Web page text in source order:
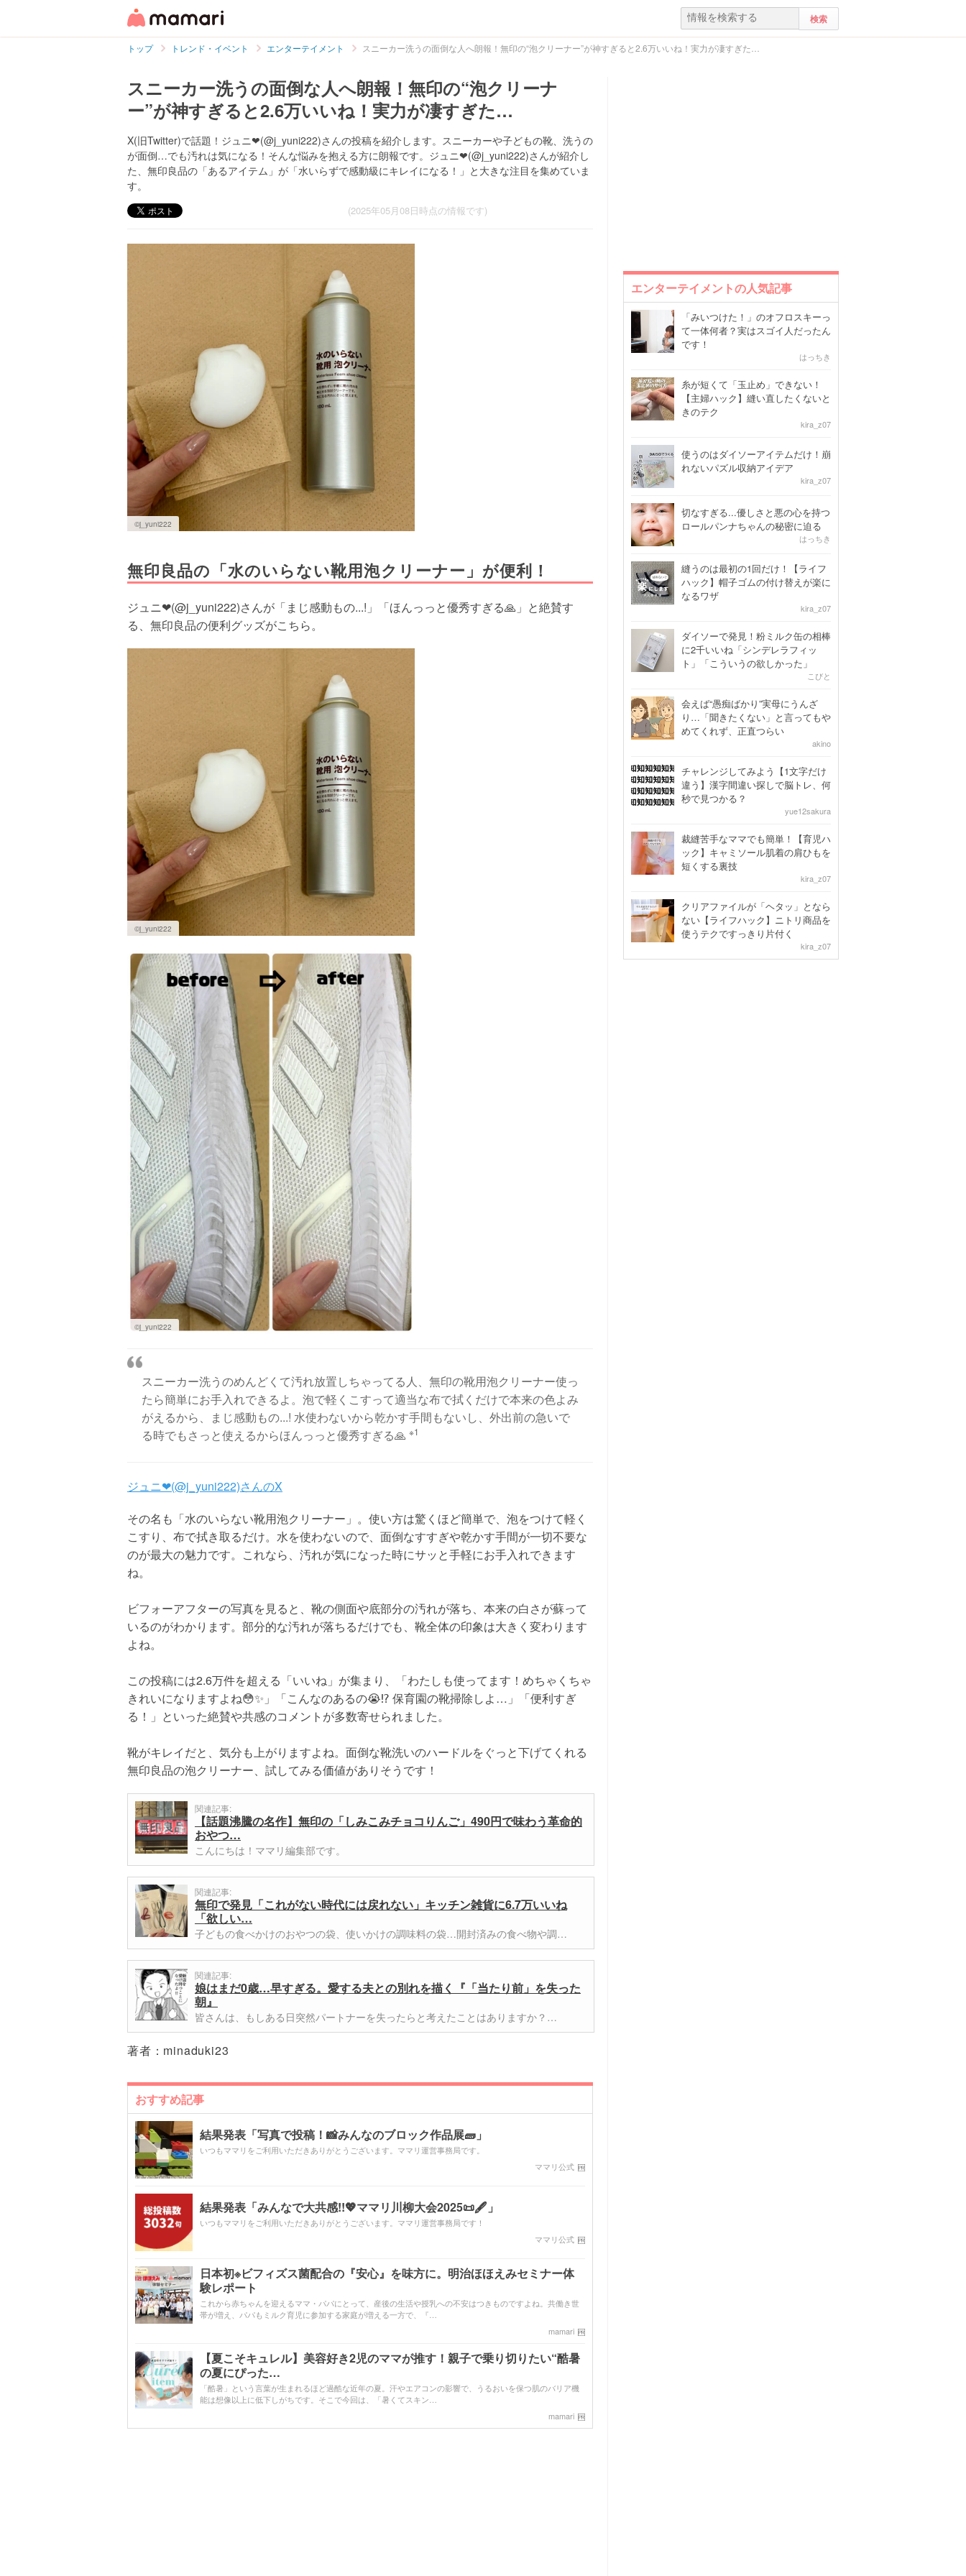
トップ トレンド・イベント エンターテイメント スニーカー洗うの面倒な人へ朗報！無印の“泡クリーナー”が神すぎると2.6万いいね！実力が凄すぎた…
スニーカー洗うの面倒な人へ朗報！無印の“泡クリーナ
ー”が神すぎると2.6万いいね！実力が凄すぎた…
X(旧Twitter)で話題！ジュニ❤︎(@j_yuni222)さんの投稿を紹介します。スニーカーや子どもの靴、洗うの
が面倒…でも汚れは気になる！そんな悩みを抱える方に朗報です。ジュニ❤︎(@j_yuni222)さんが紹介し
た、無印良品の「あるアイテム」が「水いらずで感動級にキレイになる！」と大きな注目を集めていま
す。
(2025年05月08日時点の情報です)
©j_yuni222
無印良品の「水のいらない靴用泡クリーナー」が便利！
ジュニ❤︎(@j_yuni222)さんが「まじ感動もの...!」「ほんっっと優秀すぎる🙏」と絶賛す
る、無印良品の便利グッズがこちら。
©j_yuni222
©j_yuni222
スニーカー洗うのめんどくて汚れ放置しちゃってる人、無印の靴用泡クリーナー使っ
たら簡単にお手入れできるよ。泡で軽くこすって適当な布で拭くだけで本来の色よみ
がえるから、まじ感動もの...! 水使わないから乾かす手間もないし、外出前の急いで
る時でもさっと使えるからほんっっと優秀すぎる🙏 ※1
ジュニ❤︎(@j_yuni222)さんのX
その名も「水のいらない靴用泡クリーナー」。使い方は驚くほど簡単で、泡をつけて軽く
こすり、布で拭き取るだけ。水を使わないので、面倒なすすぎや乾かす手間が一切不要な
のが最大の魅力です。これなら、汚れが気になった時にサッと手軽にお手入れできます
ね。
ビフォーアフターの写真を見ると、靴の側面や底部分の汚れが落ち、本来の白さが蘇って
いるのがわかります。部分的な汚れが落ちるだけでも、靴全体の印象は大きく変わります
よね。
この投稿には2.6万件を超える「いいね」が集まり、「わたしも使ってます！めちゃくちゃ
きれいになりますよね😳✨」「こんなのあるの😭⁉️ 保育園の靴掃除しよ…」「便利すぎ
る！」といった絶賛や共感のコメントが多数寄せられました。
靴がキレイだと、気分も上がりますよね。面倒な靴洗いのハードルをぐっと下げてくれる
無印良品の泡クリーナー、試してみる価値がありそうです！
関連記事:
【話題沸騰の名作】無印の「しみこみチョコりんご」490円で味わう革命的
おやつ…
こんにちは！ママリ編集部です。
関連記事:
無印で発見「これがない時代には戻れない」キッチン雑貨に6.7万いいね
「欲しい…
子どもの食べかけのおやつの袋、使いかけの調味料の袋…開封済みの食べ物や調…
関連記事:
娘はまだ0歳…早すぎる。愛する夫との別れを描く『「当たり前」を失った
朝』
皆さんは、もしある日突然パートナーを失ったらと考えたことはありますか？…
著者： minaduki23
おすすめ記事
結果発表「写真で投稿！📸みんなのブロック作品展🧱」
いつもママリをご利用いただきありがとうございます。ママリ運営事務局です。
ママリ公式
結果発表「みんなで大共感!!💖ママリ川柳大会2025📜🖋️」
いつもママリをご利用いただきありがとうございます。ママリ運営事務局です！
ママリ公式
日本初※ビフィズス菌配合の『安心』を味方に。明治ほほえみセミナー体
験レポート
これから赤ちゃんを迎えるママ・パパにとって、産後の生活や授乳への不安はつきものですよね。共働き世
帯が増え、パパもミルク育児に参加する家庭が増える一方で、『…
mamari
【夏こそキュレル】美容好き2児のママが推す！親子で乗り切りたい“酷暑
の夏にぴった…
「酷暑」という言葉が生まれるほど過酷な近年の夏。汗やエアコンの影響で、うるおいを保つ肌のバリア機
能は想像以上に低下しがちです。そこで今回は、「暑くてスキン…
mamari
エンターテイメントの人気記事
「みいつけた！」のオフロスキーっ
て一体何者？実はスゴイ人だったん
です！
はっちき
糸が短くて「玉止め」できない！
【主婦ハック】縫い直したくないと
きのテク
kira_z07
使うのはダイソーアイテムだけ！崩
れないパズル収納アイデア
kira_z07
切なすぎる...優しさと悪の心を持つ
ロールパンナちゃんの秘密に迫る
はっちき
縫うのは最初の1回だけ！【ライフ
ハック】帽子ゴムの付け替えが楽に
なるワザ
kira_z07
ダイソーで発見！粉ミルク缶の相棒
に2千いいね「シンデレラフィッ
ト」「こういうの欲しかった」
こびと
会えば“愚痴ばかり”実母にうんざ
り…「聞きたくない」と言ってもや
めてくれず、正直つらい
akino
チャレンジしてみよう【1文字だけ
違う】漢字間違い探しで脳トレ、何
秒で見つかる？
yue12sakura
裁縫苦手なママでも簡単！【育児ハ
ック】キャミソール肌着の肩ひもを
短くする裏技
kira_z07
クリアファイルが「ヘタッ」となら
ない【ライフハック】ニトリ商品を
使うテクですっきり片付く
kira_z07